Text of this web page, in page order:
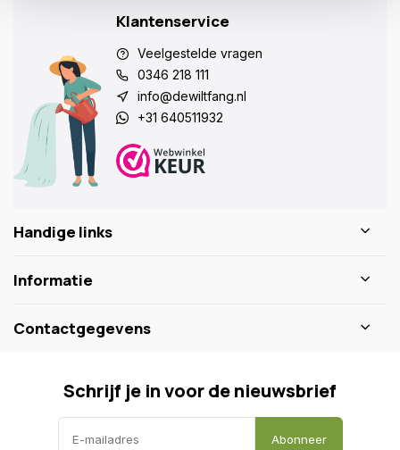
Klantenservice
Veelgestelde vragen
0346 218 111
info@dewiltfang.nl
+31 640511932
Handige links
Informatie
Contactgegevens
Schrijf je in voor de nieuwsbrief
Abonneer